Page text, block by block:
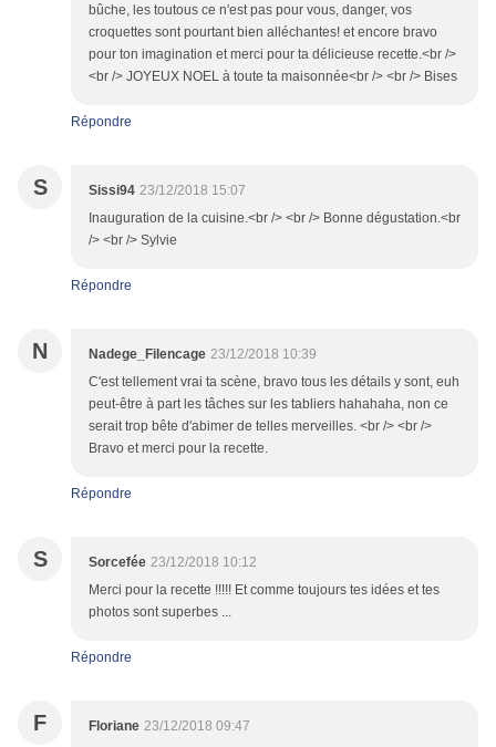
bûche, les toutous ce n'est pas pour vous, danger, vos
croquettes sont pourtant bien alléchantes! et encore bravo
pour ton imagination et merci pour ta délicieuse recette.<br />
<br /> JOYEUX NOEL à toute ta maisonnée<br /> <br /> Bises
Répondre
S Sissi94 23/12/2018 15:07
Inauguration de la cuisine.<br /> <br /> Bonne dégustation.<br
/> <br /> Sylvie
Répondre
N Nadege_Filencage 23/12/2018 10:39
C'est tellement vrai ta scène, bravo tous les détails y sont, euh
peut-être à part les tâches sur les tabliers hahahaha, non ce
serait trop bête d'abimer de telles merveilles. <br /> <br />
Bravo et merci pour la recette.
Répondre
S Sorcefée 23/12/2018 10:12
Merci pour la recette !!!!! Et comme toujours tes idées et tes
photos sont superbes ...
Répondre
F Floriane 23/12/2018 09:47